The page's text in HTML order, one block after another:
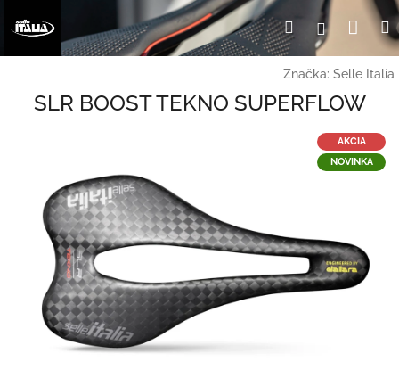
Hľadať
Značka: Selle Italia
SLR BOOST TEKNO SUPERFLOW
AKCIA
NOVINKA